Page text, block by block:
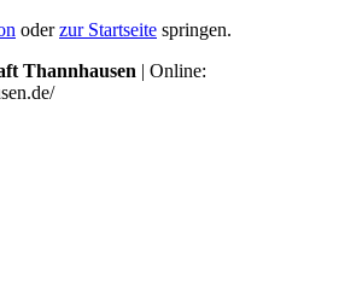
oderzur Startseite springen.
Thannhausen | Online: